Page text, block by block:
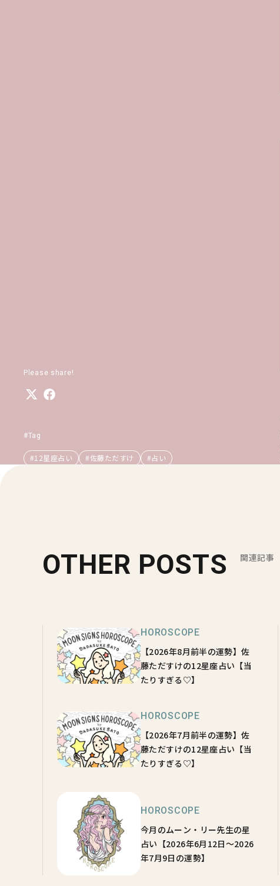
Please share!
#Tag
#12星座占い #佐藤ただすけ #占い
OTHER POSTS 関連記事
HOROSCOPE
【2026年8月前半の運勢】佐
藤ただすけの12星座占い【当
たりすぎる♡】
HOROSCOPE
【2026年7月前半の運勢】佐
藤ただすけの12星座占い【当
たりすぎる♡】
HOROSCOPE
今月のムーン・リー先生の星
占い【2026年6月12日～2026
年7月9日の運勢】